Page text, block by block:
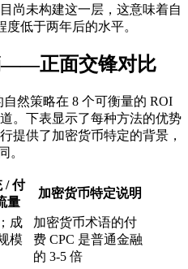
尚未构建这一层，这意味着自
低于两年后的水平。
——正面交锋对比
然策略在 8 个可衡量的 ROI
。下表显示了每种方法的优势
提供了加密货币特定的背景，
。
/ 付
量
加密货币特定说明
成
模
加密货币术语的付
费 CPC 是普通金融
的 3-5 倍